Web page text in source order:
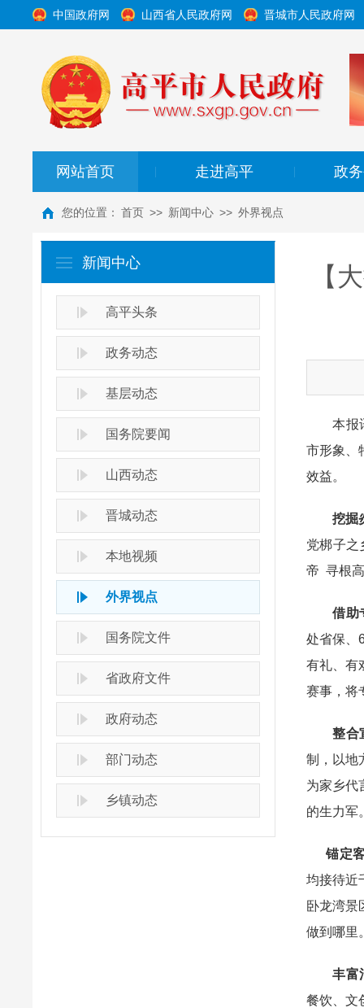
中国政府网 山西省人民政府网 晋城市人民政府网
网站首页 走进高平 政
您的位置： 首页 >> 新闻中心 >> 外界视点
新闻中心
高平头条
政务动态
基层动态
国务院要闻
山西动态
晋城动态
本地视频
外界视点
国务院文件
省政府文件
政府动态
部门动态
乡镇动态
【
本报讯
市形象、
效益。
挖掘
党梆子之
帝 寻根
借助
处省保、
有礼、有
赛事，将
整合
制，以地
为家乡代
的生力军
锚定客
均接待近
卧龙湾景
做到哪里
丰富
餐饮、文